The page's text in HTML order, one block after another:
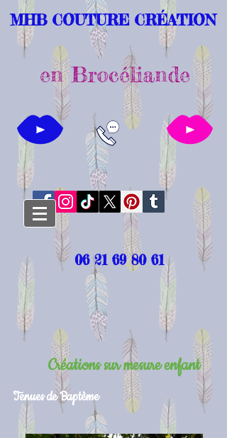
MHB COUTURE CRÉATION
en Brocéliande
06 21 69 80 61
Créations sur mesure enfant
Tenues de Baptème